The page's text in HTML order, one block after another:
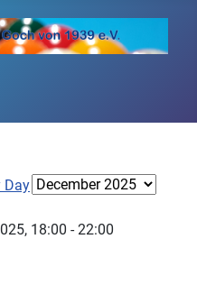
18:00 - 22:00